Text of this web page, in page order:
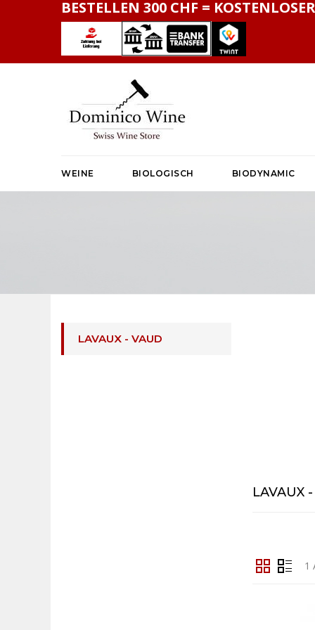
BESTELLEN 300 CHF =
WEINE BIOLOGISCH BIODYNAMIC
LAVAUX - VAUD
LAVAUX
1